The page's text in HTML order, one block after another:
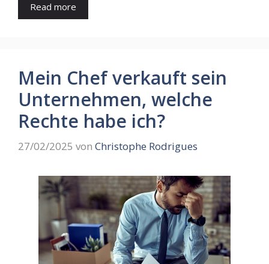
Read more
Mein Chef verkauft sein
Unternehmen, welche
Rechte habe ich?
27/02/2025 von Christophe Rodrigues